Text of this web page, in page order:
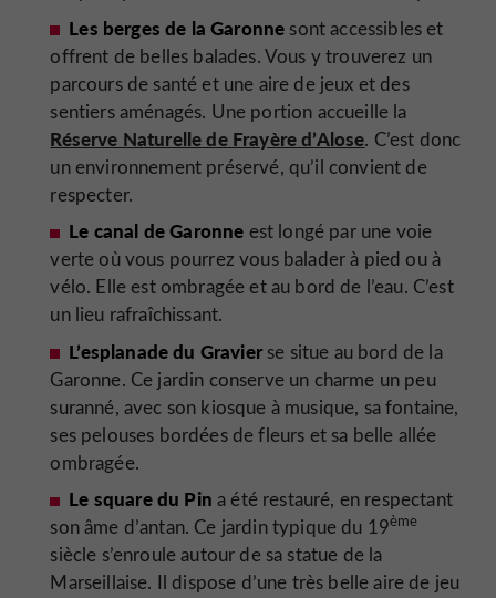
Les berges de la Garonne sont accessibles et
offrent de belles balades. Vous y trouverez un
parcours de santé et une aire de jeux et des
sentiers aménagés. Une portion accueille la
Réserve Naturelle de Frayère d’Alose. C’est donc
un environnement préservé, qu’il convient de
respecter.
Le canal de Garonne est longé par une voie
verte où vous pourrez vous balader à pied ou à
vélo. Elle est ombragée et au bord de l’eau. C’est
un lieu rafraîchissant.
L’esplanade du Gravierse situe au bord de la
Garonne. Ce jardin conserve un charme un peu
suranné, avec son kiosque à musique, sa fontaine,
ses pelouses bordées de fleurs et sa belle allée
ombragée.
Le square du Pin a été restauré, en respectant
son âme d’antan. Ce jardin typique du 19ème
siècle s’enroule autour de sa statue de la
Marseillaise. Il dispose d’une très belle aire de jeu